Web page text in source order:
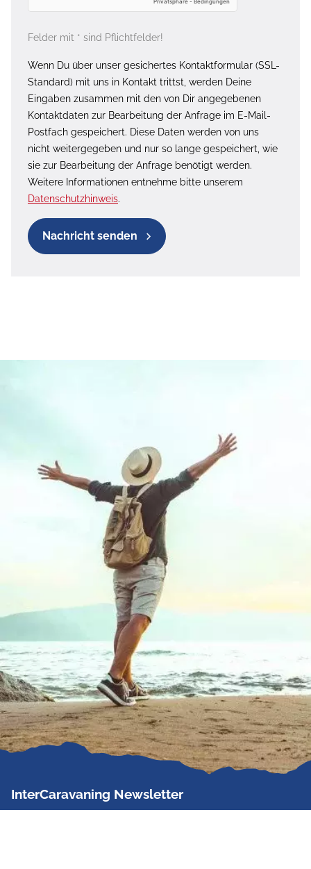
Felder mit * sind Pflichtfelder!
Wenn Du über unser gesichertes Kontaktformular (SSL-
Standard) mit uns in Kontakt trittst, werden Deine
Eingaben zusammen mit den von Dir angegebenen
Kontaktdaten zur Bearbeitung der Anfrage im E-Mail-
Postfach gespeichert. Diese Daten werden von uns
nicht weitergegeben und nur so lange gespeichert, wie
sie zur Bearbeitung der Anfrage benötigt werden.
Weitere Informationen entnehme bitte unserem
Datenschutzhinweis.
Nachricht senden
InterCaravaning Newsletter